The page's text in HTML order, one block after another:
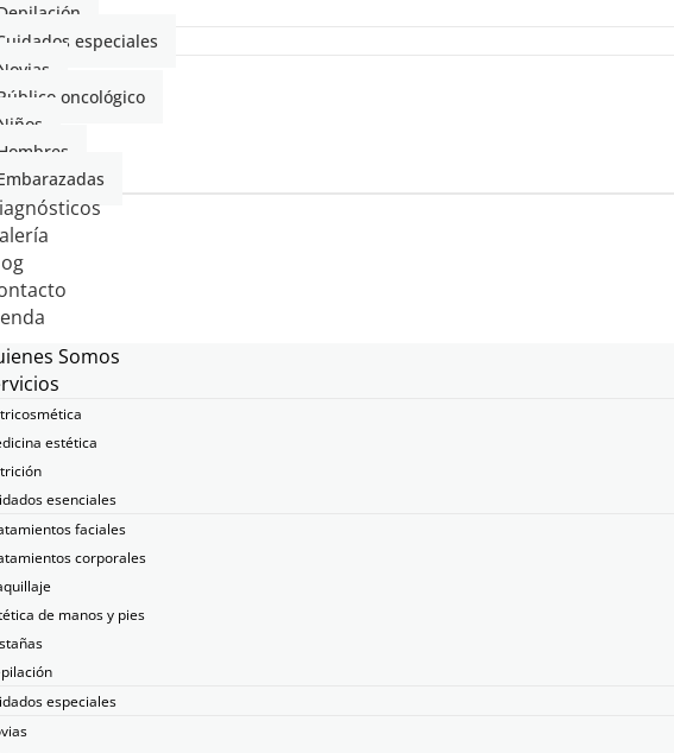
especiales
oncológico
Somos
estética
esenciales
faciales
corporales
de manos y pies
especiales